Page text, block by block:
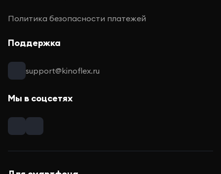
Политика безопасности платежей
Поддержка
support@kinoflex.ru
Мы в соцсетях